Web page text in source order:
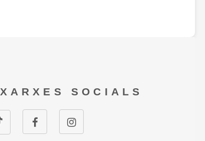
XARXES SOCIALS